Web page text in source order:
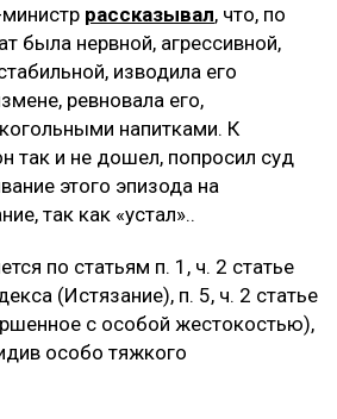
рассказывал, что, по
была нервной, агрессивной,
изводила его
ревновала его,
напитками. К
так и не дошел, попросил суд
этого эпизода на
так как «устал»..
по статьям п. 1, ч. 2 статье
(Истязание), п. 5, ч. 2 статье
с особой жестокостью),
особо тяжкого